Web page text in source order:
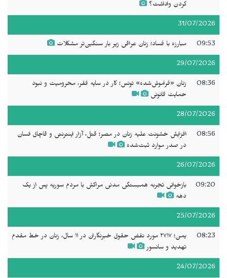
کردن واداشت؟
31/07/2026
09:53 مبارزه با فساد؛ زنان عراقی زیر بار سنگین‌تر مشکلات
29/07/2026
08:36
زنان «فراموش‌شده» تونس؛ کار در سایه فقر، محرومیت و نبود
حمایت قانونی
28/07/2026
08:56
افزایش خشونت علیه زنان در مصر؛ قتل، آزار اینترنتی و قاچاق انسان
در صدر موارد ثبت‌شده
26/07/2026
09:20
بازخوانی تجربه همبستگی مدنی مراکش با مردم سوریه پس از یک
دهه
25/07/2026
08:23
یمن؛ ۲۷۱۷ مورد نقض حقوق خبرنگاران در ۱۱ سال، زنان در خط مقدم
تهدید و سانسور
24/07/2026